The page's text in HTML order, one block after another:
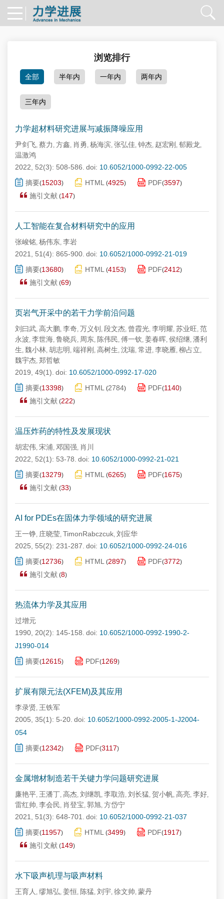
浏览排行
全部 半年内 一年内 两年内
三年内
力学超材料研究进展与减振降噪应用
尹剑飞, 蔡力 , 方鑫, 肖勇 , 杨海滨, 张弘佳, 钟杰, 赵宏刚 , 郁殿龙,
温激鸿
2022, 52(3): 508-586. doi: 10.6052/1000-0992-22-005
摘要(15203) HTML (4925) PDF(3597)
施引文献 (147)
人工智能在复合材料研究中的应用
张峻铭, 杨伟东, 李岩
2021, 51(4): 865-900. doi: 10.6052/1000-0992-21-019
摘要(13680) HTML (4153) PDF(2412)
施引文献 (69)
页岩气开采中的若干力学前沿问题
刘曰武, 高大鹏, 李奇, 万义钊, 段文杰, 曾霞光, 李明耀, 苏业旺, 范
永波, 李世海, 鲁晓兵, 周东, 陈伟民, 傅一钦, 姜春晖, 侯绍继, 潘利
生, 魏小林, 胡志明 , 端祥刚 , 高树生, 沈瑞, 常进, 李晓雁, 柳占立,
魏宇杰, 郑哲敏
2019, 49(1). doi: 10.6052/1000-0992-17-020
摘要(13398) HTML (2784) PDF(1140)
施引文献 (222)
温压炸药的特性及发展现状
胡宏伟, 宋浦, 邓国强, 肖川
2022, 52(1): 53-78. doi: 10.6052/1000-0992-21-021
摘要(13279) HTML (6265) PDF(1675)
施引文献 (33)
AI for PDEs在固体力学领域的研究进展
王一铮, 庄晓莹, TimonRabczcuk, 刘应华
2025, 55(2): 231-287. doi: 10.6052/1000-0992-24-016
摘要(12736) HTML (2897) PDF(3772)
施引文献 (8)
热流体力学及其应用
过增元
1990, 20(2): 145-158. doi: 10.6052/1000-0992-1990-2-
J1990-014
摘要(12615) PDF(1269)
扩展有限元法(XFEM)及其应用
李录贤, 王铁军
2005, 35(1): 5-20. doi: 10.6052/1000-0992-2005-1-J2004-
054
摘要(12342) PDF(3117)
金属增材制造若干关键力学问题研究进展
廉艳平, 王潘丁, 高杰, 刘继凯, 李取浩, 刘长猛, 贺小帆, 高亮, 李好,
雷红帅, 李会民, 肖登宝, 郭旭, 方岱宁
2021, 51(3): 648-701.
doi: 10.6052/1000-0992-21-037
摘要(11957) HTML (3499) PDF(1917)
施引文献 (149)
水下吸声机理与吸声材料
王育人 , 缪旭弘, 姜恒, 陈猛, 刘宇, 徐文帅, 蒙丹